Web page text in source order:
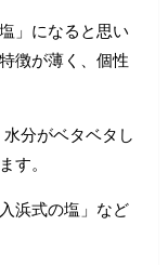
」になると思い
徴が薄く、個性
分がベタベタし
す。
浜式の塩」など